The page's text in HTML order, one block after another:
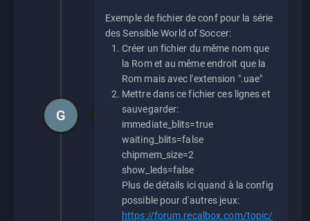
Exemple de fichier de conf pour la série
des Sensible World of Soccer:
Créer un fichier du même nom que
la Rom et au même endroit que la
Rom mais avec l'extension ".uae"
Mettre dans ce fichier ces lignes et
sauvegarder:
immediate_blits=true
waiting_blits=false
chipmem_size=2
show_leds=false
Plus de détails ici quand à la config
possible pour d'autres jeux:
https://forum.recalbox.com/topic/
G